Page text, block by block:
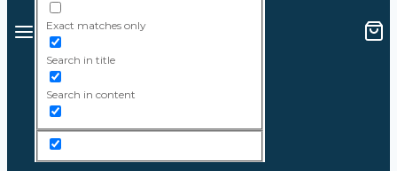
Exact matches only
Search in title
Search in content